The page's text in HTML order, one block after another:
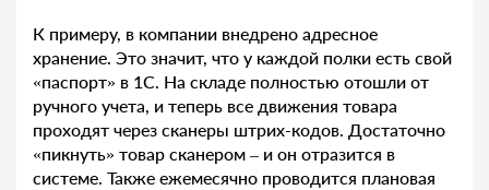
К примеру, в компании внедрено адресное
хранение. Это значит, что у каждой полки есть свой
«паспорт» в 1С. На складе полностью отошли от
ручного учета, и теперь все движения товара
проходят через сканеры штрих-кодов. Достаточно
«пикнуть» товар сканером – и он отразится в
системе. Также ежемесячно проводится плановая